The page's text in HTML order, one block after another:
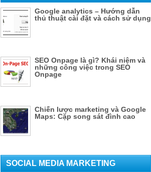
Google analytics – Hướng dẫn
thủ thuật cài đặt và cách sử dụng
SEO Onpage là gì? Khái niệm và
những công việc trong SEO
Onpage
Chiến lược marketing và Google
Maps: Cặp song sát đình cao
SOCIAL MEDIA MARKETING